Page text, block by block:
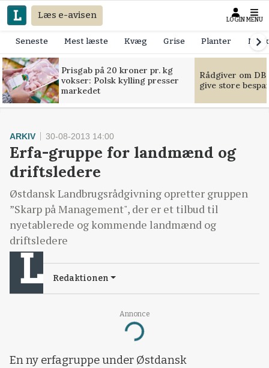
Læs e-avisen LOGIN MENU
Seneste Mest læste Kvæg Grise Planter
Prisgab på 20 kroner pr. kg
vokser: Polsk kylling presser
markedet
Rådgiver om
give store
Annonce
Loading...
ARKIV 30-08-2013 14:00
Erfa-gruppe for landmænd og
driftsledere
Østdansk Landbrugsrådgivning opretter gruppen
”Skarp på Management", der er et tilbud til
nyetablerede og kommende landmænd og
driftsledere
Redaktionen
En ny erfagruppe under Østdansk